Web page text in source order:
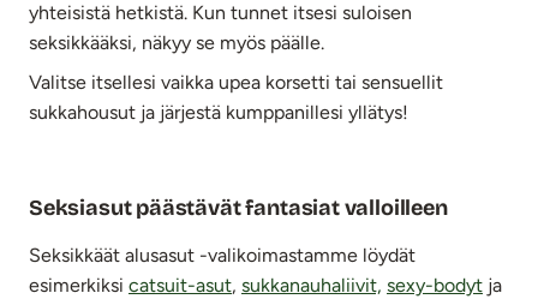
yhteisistä hetkistä. Kun tunnet itsesi suloisen
seksikkääksi, näkyy se myös päälle.
Valitse itsellesi vaikka upea korsetti tai sensuellit
sukkahousut ja järjestä kumppanillesi yllätys!
Seksiasut päästävät fantasiat valloilleen
Seksikkäät alusasut -valikoimastamme löydät
esimerkiksi catsuit-asut, sukkanauhaliivit, sexy-bodyt ja